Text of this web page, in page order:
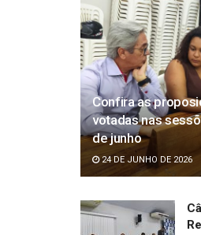
Confira as
votadas nas
de junho
24 DE JUNHO DE 2026